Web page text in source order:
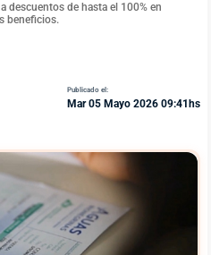
descuentos de hasta el 100% en
beneficios.
Publicado el:
Mar 05 Mayo 2026 09:41hs